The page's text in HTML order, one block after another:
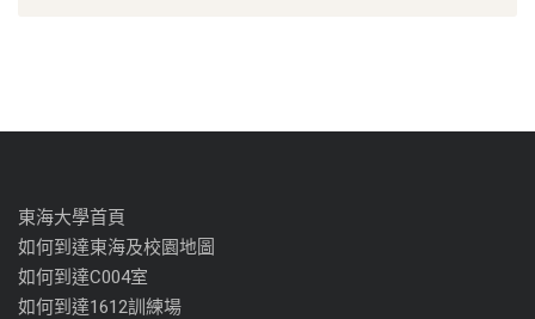
東海大學首頁
如何到達東海及校園地圖
如何到達C004室
如何到達1612訓練場